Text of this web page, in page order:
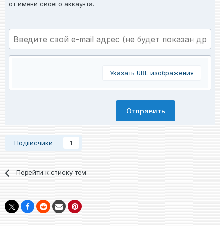
от имени своего аккаунта.
Указать URL изображения
Отправить
Подписчики 1
Перейти к списку тем